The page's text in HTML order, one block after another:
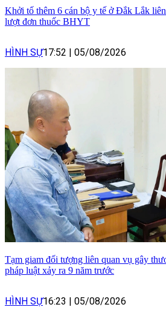
Khởi tố thêm 6 cán bộ y tế ở Đắk Lắk
lượt đơn thuốc BHYT
HÌNH SỰ17:52 05/08/2026
Tạm giam đối tượng liên quan vụ gây
pháp luật xảy ra 9 năm trước
HÌNH SỰ16:23 05/08/2026